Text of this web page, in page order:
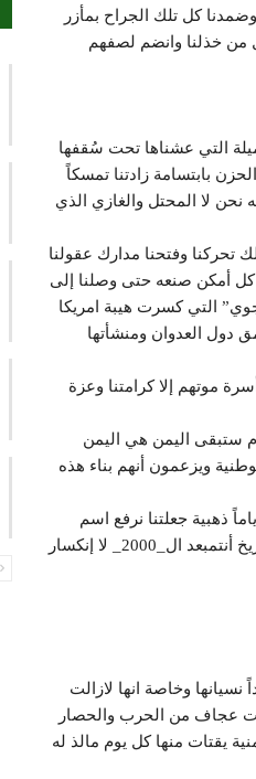
كل تلك الجراح بمأزر
من خذلنا وانضم لصفهم
التي عشناها تحت سُقفها
بابتسامة زادتنا تمسكاً
لا المحتل والغازي الذي
تحركنا وفتحنا مدارك عقولنا
كل أمكن صنعه حتى وصلنا إلى
التي كسرت هيبة امريكا
دول العدوان ومنشأتها
موتهم إلا كرامتنا وعزة
ستبقى اليمن هي اليمن
ويزعمون أنهم بناء هذه
ذهبية جعلتنا نرفع اسم
اليمن في سماوات الخلود وستسجل بطولاتنا في أنصع صفحات التأريخ و الى مزابل ألتأريخ أنتمبعد ال_2000_ لا إنكسار
وخاصة انها لازالت
عجاف من الحرب والحصار
يقتات منها كل يوم مالذ له